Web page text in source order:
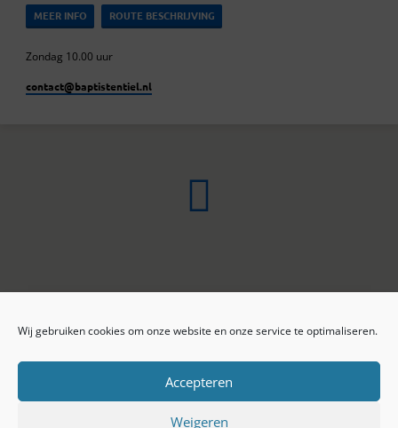
Wij gebruiken cookies om onze website en onze service te optimaliseren.
Accepteren
Weigeren
MEER INFO ROUTE BESCHRIJVING
Zondag 10.00 uur
contact​@baptistentiel.nl
ONLINE ARCHIEF
Privacy beleid